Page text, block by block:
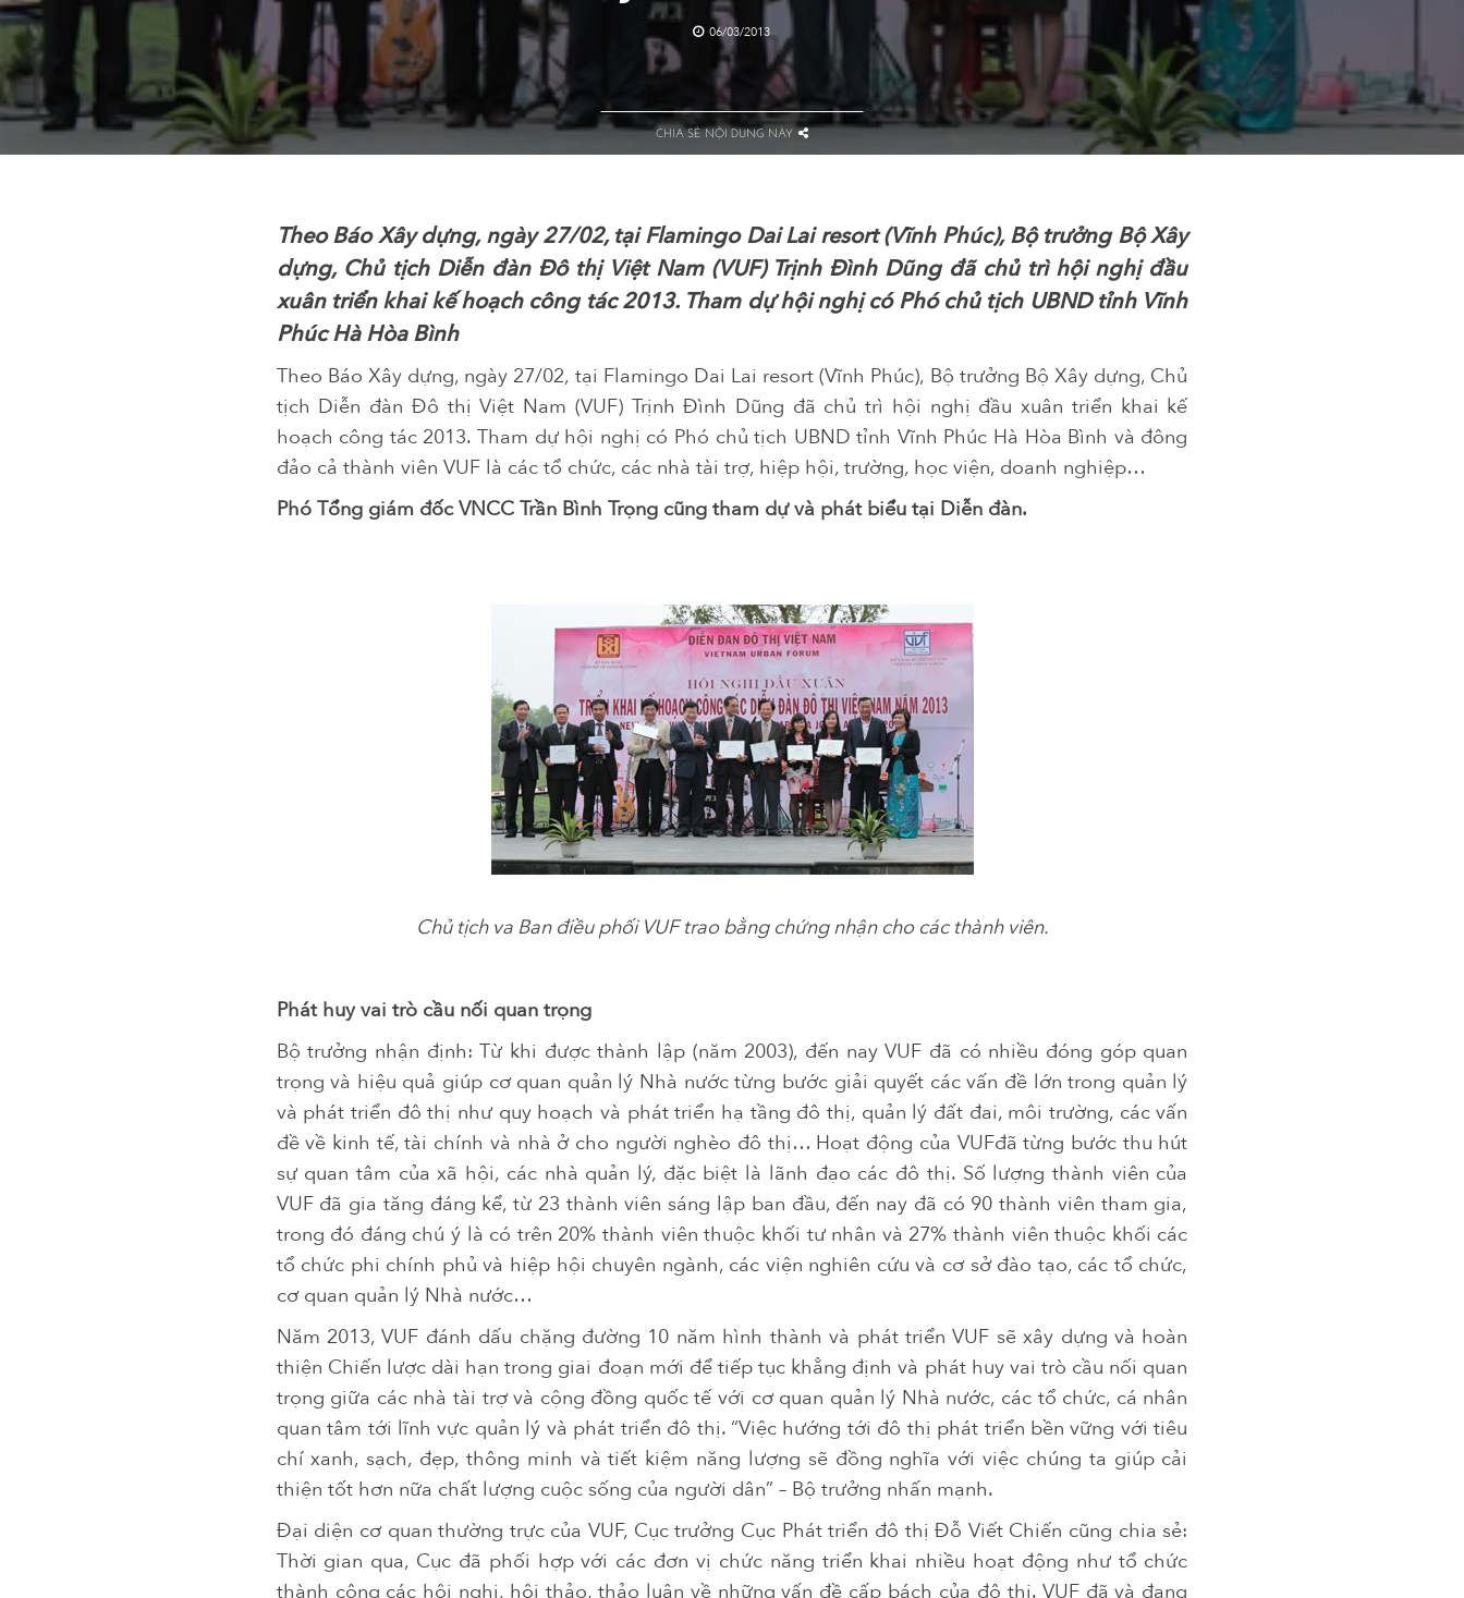
06/03/2013
CHIA SẺ NỘI DUNG NÀY
Theo Báo Xây dựng, ngày 27/02, tại Flamingo Dai Lai resort (Vĩnh Phúc), Bộ trưởng Bộ Xây
dựng, Chủ tịch Diễn đàn Đô thị Việt Nam (VUF) Trịnh Đình Dũng đã chủ trì hội nghị đầu
xuân triển khai kế hoạch công tác 2013. Tham dự hội nghị có Phó chủ tịch UBND tỉnh Vĩnh
Phúc Hà Hòa Bình
Theo Báo Xây dựng, ngày 27/02, tại Flamingo Dai Lai resort (Vĩnh Phúc), Bộ trưởng Bộ Xây dựng, Chủ
tịch Diễn đàn Đô thị Việt Nam (VUF) Trịnh Đình Dũng đã chủ trì hội nghị đầu xuân triển khai kế
hoạch công tác 2013. Tham dự hội nghị có Phó chủ tịch UBND tỉnh Vĩnh Phúc Hà Hòa Bình và đông
đảo cả thành viên VUF là các tổ chức, các nhà tài trợ, hiệp hội, trường, học viện, doanh nghiệp…
Phó Tổng giám đốc VNCC Trần Bình Trọng cũng tham dự và phát biểu tại Diễn đàn.
Chủ tịch va Ban điều phối VUF trao bằng chứng nhận cho các thành viên.
Phát huy vai trò cầu nối quan trọng
Bộ trưởng nhận định: Từ khi được thành lập (năm 2003), đến nay VUF đã có nhiều đóng góp quan
trọng và hiệu quả giúp cơ quan quản lý Nhà nước từng bước giải quyết các vấn đề lớn trong quản lý
và phát triển đô thị như quy hoạch và phát triển hạ tầng đô thị, quản lý đất đai, môi trường, các vấn
đề về kinh tế, tài chính và nhà ở cho người nghèo đô thị… Hoạt động của VUFđã từng bước thu hút
sự quan tâm của xã hội, các nhà quản lý, đặc biệt là lãnh đạo các đô thị. Số lượng thành viên của
VUF đã gia tăng đáng kể, từ 23 thành viên sáng lập ban đầu, đến nay đã có 90 thành viên tham gia,
trong đó đáng chú ý là có trên 20% thành viên thuộc khối tư nhân và 27% thành viên thuộc khối các
tổ chức phi chính phủ và hiệp hội chuyên ngành, các viện nghiên cứu và cơ sở đào tạo, các tổ chức,
cơ quan quản lý Nhà nước…
Năm 2013, VUF đánh dấu chặng đường 10 năm hình thành và phát triển VUF sẽ xây dựng và hoàn
thiện Chiến lược dài hạn trong giai đoạn mới để tiếp tục khẳng định và phát huy vai trò cầu nối quan
trọng giữa các nhà tài trợ và cộng đồng quốc tế với cơ quan quản lý Nhà nước, các tổ chức, cá nhân
quan tâm tới lĩnh vực quản lý và phát triển đô thị. “Việc hướng tới đô thị phát triển bền vững với tiêu
chí xanh, sạch, đẹp, thông minh và tiết kiệm năng lượng sẽ đồng nghĩa với việc chúng ta giúp cải
thiện tốt hơn nữa chất lượng cuộc sống của người dân” – Bộ trưởng nhấn mạnh.
Đại diện cơ quan thường trực của VUF, Cục trưởng Cục Phát triển đô thị Đỗ Viết Chiến cũng chia sẻ:
Thời gian qua, Cục đã phối hợp với các đơn vị chức năng triển khai nhiều hoạt động như tổ chức
thành công các hội nghị, hội thảo, thảo luận về những vấn đề cấp bách của đô thị. VUF đã và đang